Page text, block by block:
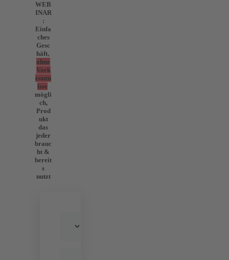
WEB
INAR
:
Einfa
ches
Gesc
häft,
ohne
Vork
enntn
isse
mögli
ch,
Prod
ukt
das
jeder
brauc
ht &
bereit
s
nutzt